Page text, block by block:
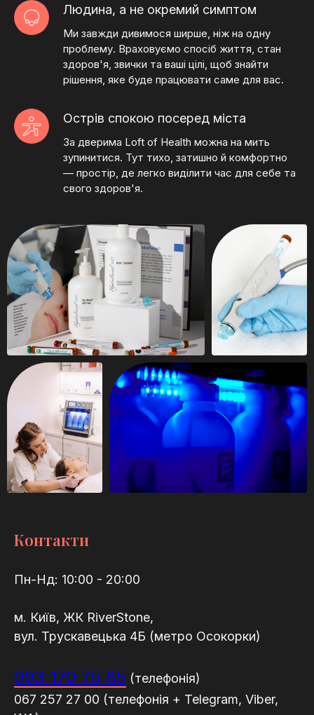
Людина, а не окремий симптом
Ми завжди дивимося ширше, ніж на одну
проблему. Враховуємо спосіб життя, стан
здоров'я, звички та ваші цілі, щоб знайти
рішення, яке буде працювати саме для вас.
Острів спокою посеред міста
За дверима Loft of Health можна на мить
зупинитися. Тут тихо, затишно й комфортно
— простір, де легко виділити час для себе та
свого здоров'я.
Контакти
Пн-Нд: 10:00 - 20:00
м. Київ, ЖК RiverStone,
вул. Трускавецька 4Б (метро Осокорки)
093 170 75 85 (телефонія)
067 257 27 00 (телефонія + Telegram, Viber,